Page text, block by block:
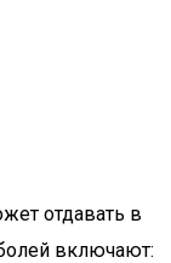
отдавать в
включают: